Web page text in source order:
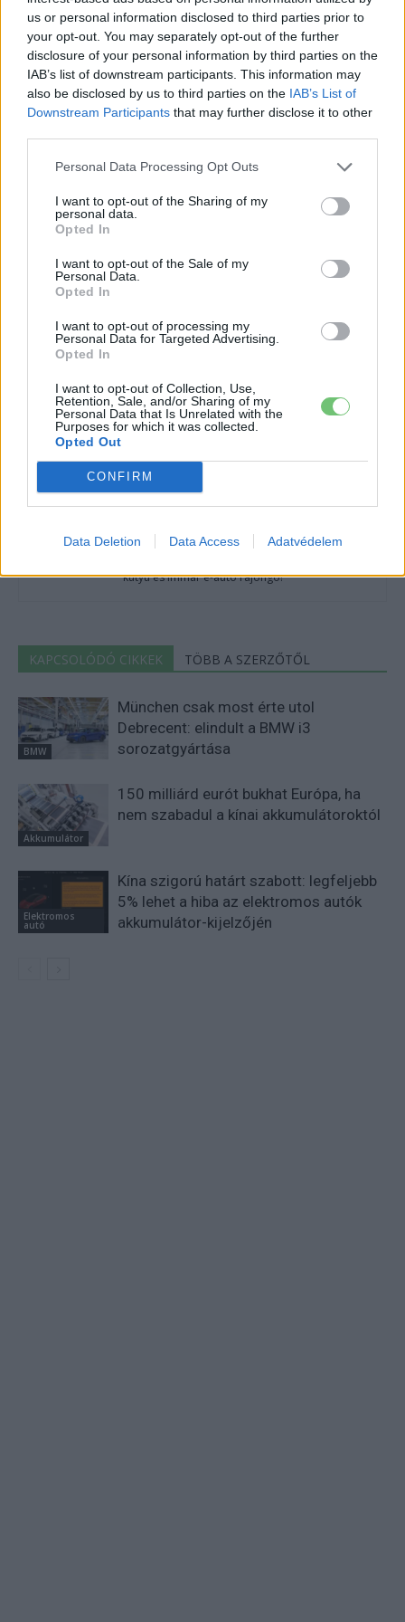
us or personal information disclosed to third parties prior to
your opt-out. You may separately opt-out of the further
disclosure of your personal information by third parties on the
IAB’s list of downstream participants. This information may
also be disclosed by us to third parties on the IAB’s List of
Downstream Participants that may further disclose it to other
Personal Data Processing Opt Outs
I want to opt-out of the Sharing of my
personal data.
Opted In
I want to opt-out of the Sale of my
Personal Data.
Opted In
I want to opt-out of processing my
Personal Data for Targeted Advertising.
Opted In
I want to opt-out of Collection, Use,
Retention, Sale, and/or Sharing of my
Personal Data that Is Unrelated with the
Purposes for which it was collected.
Opted Out
CONFIRM
Data Deletion Data Access Adatvédelem
tartalmakért!
kütyü és immár e-autó rajongó!
KAPCSOLÓDÓ CIKKEK TÖBB A SZERZŐTŐL
BMW
München csak most érte utol
Debrecent: elindult a BMW i3
sorozatgyártása
Akkumulátor
150 milliárd eurót bukhat Európa, ha
nem szabadul a kínai akkumulátoroktól
Elektromos
autó
Kína szigorú határt szabott: legfeljebb
5% lehet a hiba az elektromos autók
akkumulátor-kijelzőjén